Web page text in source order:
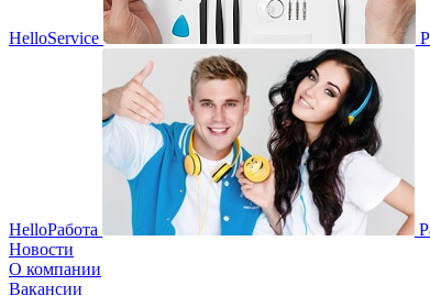
HelloService
HelloРабота
Новости
О компании
Вакансии